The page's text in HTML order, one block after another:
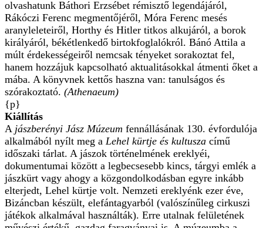
olvashatunk Báthori Erzsébet rémisztő legendájáról,
Rákóczi Ferenc megmentőjéről, Móra Ferenc mesés
aranyleleteiről, Horthy és Hitler titkos alkujáról, a borok
királyáról, békétlenkedő birtokfoglalókról. Bánó Attila a
múlt érdekességeiről nemcsak tényeket sorakoztat fel,
hanem hozzájuk kapcsolható aktualitásokkal átmenti őket a
mába. A könyvnek kettős haszna van: tanulságos és
szórakoztató. (Athenaeum)
{p}
Kiállítás
A jászberényi Jász Múzeum fennállásának 130. évfordulója
alkalmából nyílt meg a Lehel kürtje és kultusza című
időszaki tárlat. A jászok történelmének ereklyéi,
dokumentumai között a legbecsesebb kincs, tárgyi emlék a
jászkürt vagy ahogy a közgondolkodásban egyre inkább
elterjedt, Lehel kürtje volt. Nemzeti ereklyénk ezer éve,
Bizáncban készült, elefántagyarból (valószínűleg cirkuszi
játékok alkalmával használták). Erre utalnak felületének